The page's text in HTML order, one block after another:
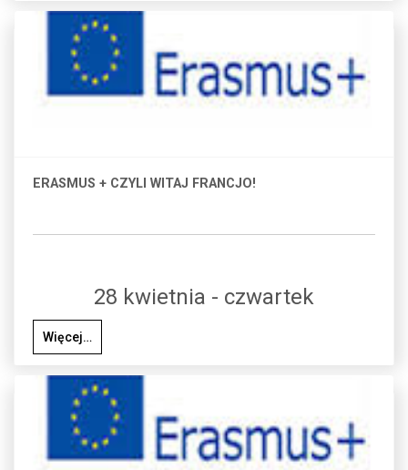
ERASMUS + CZYLI WITAJ FRANCJO!
28 kwietnia - czwartek
Więcej…